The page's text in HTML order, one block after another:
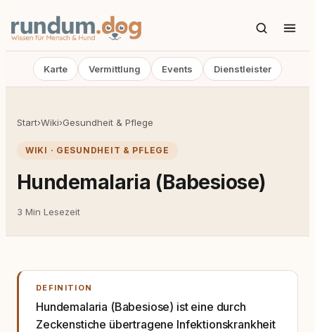
Karte Vermittlung Events Dienstleister
Start›Wiki›Gesundheit & Pflege
WIKI · GESUNDHEIT & PFLEGE
Hundemalaria (Babesiose)
3 Min Lesezeit
DEFINITION
Hundemalaria (Babesiose) ist eine durch
Zeckenstiche übertragene Infektionskrankheit